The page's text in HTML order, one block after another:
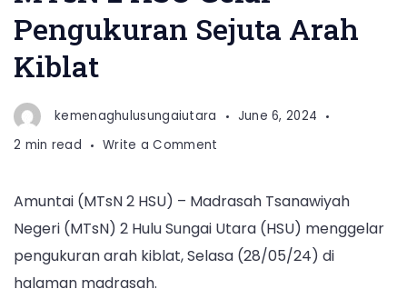
Pengukuran Sejuta Arah
Kiblat
kemenaghulusungaiutara
June 6, 2024
2 min read
Write a Comment
HSU
Gelar
Pengukuran
Amuntai (MTsN 2 HSU) – Madrasah Tsanawiyah
Negeri (MTsN) 2 Hulu Sungai Utara (HSU) menggelar
pengukuran arah kiblat, Selasa (28/05/24) di
halaman madrasah.